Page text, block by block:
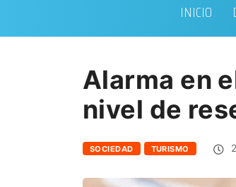
INICIO
Alarma en
nivel de
SOCIEDAD TURISMO